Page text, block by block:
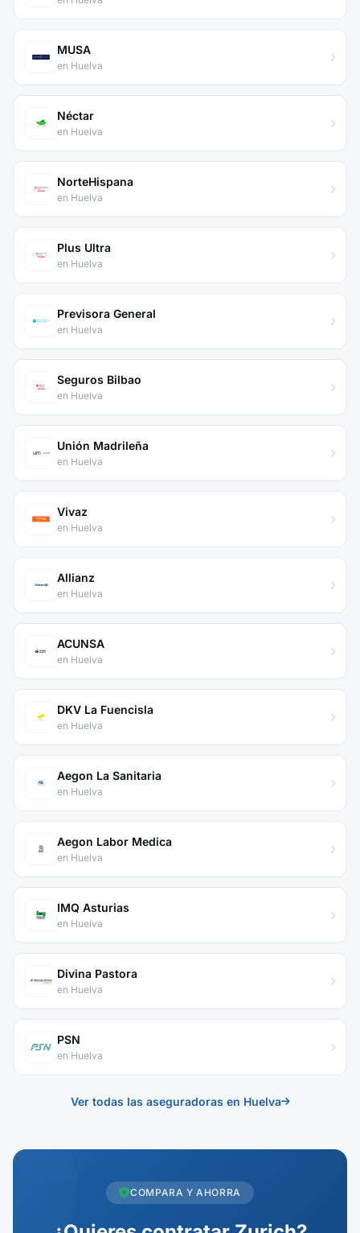
MUSA
en Huelva
Néctar
en Huelva
NorteHispana
en Huelva
Plus Ultra
en Huelva
Previsora General
en Huelva
Seguros Bilbao
en Huelva
Unión Madrileña
en Huelva
Vivaz
en Huelva
Allianz
en Huelva
ACUNSA
en Huelva
DKV La Fuencisla
en Huelva
Aegon La Sanitaria
en Huelva
Aegon Labor Medica
en Huelva
IMQ Asturias
en Huelva
Divina Pastora
en Huelva
PSN
en Huelva
Ver todas las aseguradoras en Huelva
COMPARA Y AHORRA